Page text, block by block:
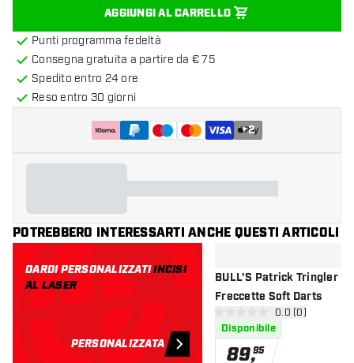
AGGIUNGI AL CARRELLO
Punti programma fedeltà
Consegna gratuita a partire da € 75
Spedito entro 24 ore
Reso entro 30 giorni
+2
POTREBBERO INTERESSARTI ANCHE QUESTI ARTICOLI
DARDI PERSONALIZZATIINCISI
AL LASER
PERSONALIZZATA
BULL'S Patrick Tringler
Freccette Soft Darts
apri pannello
0 stelle di valutazione
0.0 (0)
Disponibile
89,95